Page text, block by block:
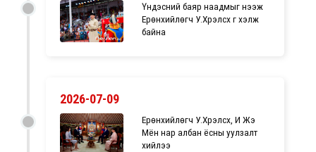
Үндэсний баяр наадмыг нээж
Ерөнхийлөгч У.Хүрэлсүх үг хэлж
байна
2026-07-09
Ерөнхийлөгч У.Хүрэлсүх, И Жэ
Мён нар албан ёсны уулзалт
хийлээ